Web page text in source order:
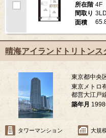
所在階 4F
間取り
面積
晴海アイランドトリトン
東京都中央
東京メトロ
都営大江戸
築年月
タワーマンション 大規